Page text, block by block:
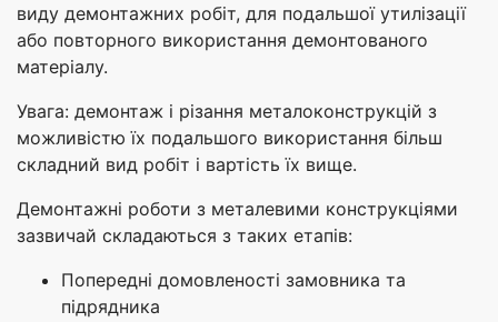
виду демонтажних робіт, для подальшої утилізації
або повторного використання демонтованого
матеріалу.
Увага: демонтаж і різання металоконструкцій з
можливістю їх подальшого використання більш
складний вид робіт і вартість їх вище.
Демонтажні роботи з металевими конструкціями
зазвичай складаються з таких етапів:
Попередні домовленості замовника та
підрядника